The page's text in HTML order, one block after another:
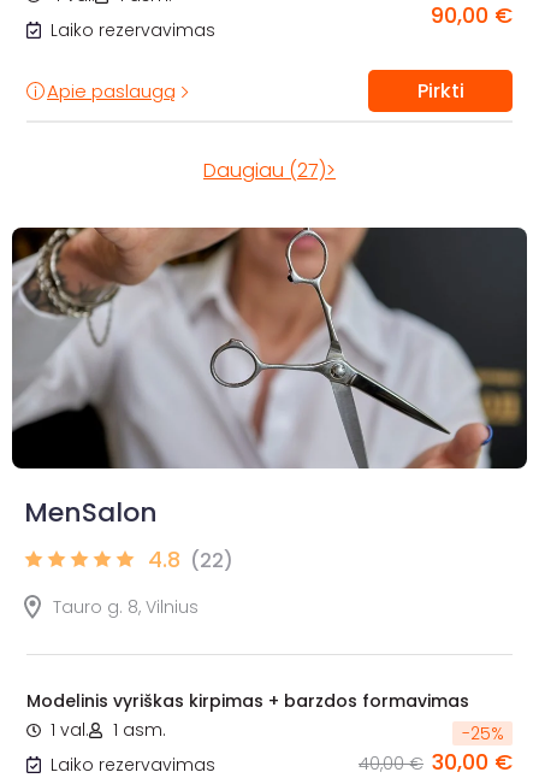
Laiko rezervavimas
90,00 €
Apie paslaugą Pirkti
Daugiau (27)>
MenSalon
4.8 (22)
Tauro g. 8, Vilnius
Modelinis vyriškas kirpimas + barzdos formavimas
1 val.
1 asm.
Laiko rezervavimas
-25%
40,00 € 30,00 €